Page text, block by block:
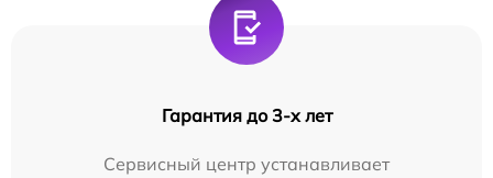
Гарантия до 3-х лет
Сервисный центр устанавливает